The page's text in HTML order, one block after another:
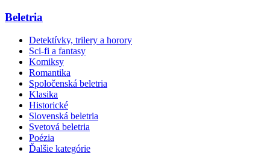
Beletria
Detektívky, trilery a horory
Sci-fi a fantasy
Komiksy
Romantika
Spoločenská beletria
Klasika
Historické
Slovenská beletria
Svetová beletria
Poézia
Ďalšie kategórie